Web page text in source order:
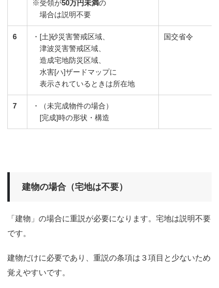
※受領が50万円未満の
場合は説明不要
6
・[土]砂災害警戒区域、
津波災害警戒区域、
造成宅地防災区域、
水害[ハ]ザードマップに
表示されているときは所在地
国交省令
7
・（未完成物件の場合）
[完成]時の形状・構造
建物の場合（宅地は不要）
「建物」の場合に重説が必要になります。宅地は説明不要
です。
建物だけに必要であり、重説の条項は３項目と少ないため
覚えやすいです。